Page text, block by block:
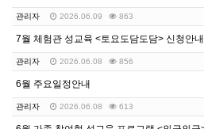
관리자 2026.06.09 863
7월 체험관 성교육 <토요도담도담> 신청안내
관리자 2026.06.08 856
6월 주요일정안내
관리자 2026.06.08 613